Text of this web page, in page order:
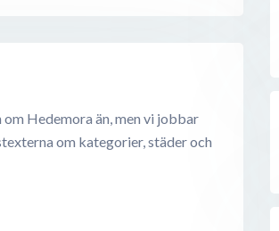
Hedemora än, men vi jobbar
om kategorier, städer och